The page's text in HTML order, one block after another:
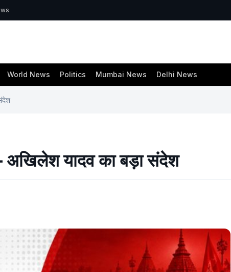
World News Politics Mumbai News Delhi News
अखिलेश यादव का बड़ा संदेश